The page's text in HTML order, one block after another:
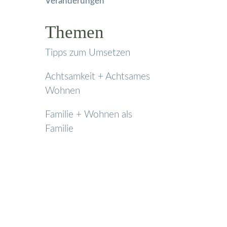
Themen
Tipps zum Umsetzen
Achtsamkeit + Achtsames
Wohnen
Familie + Wohnen als
Familie